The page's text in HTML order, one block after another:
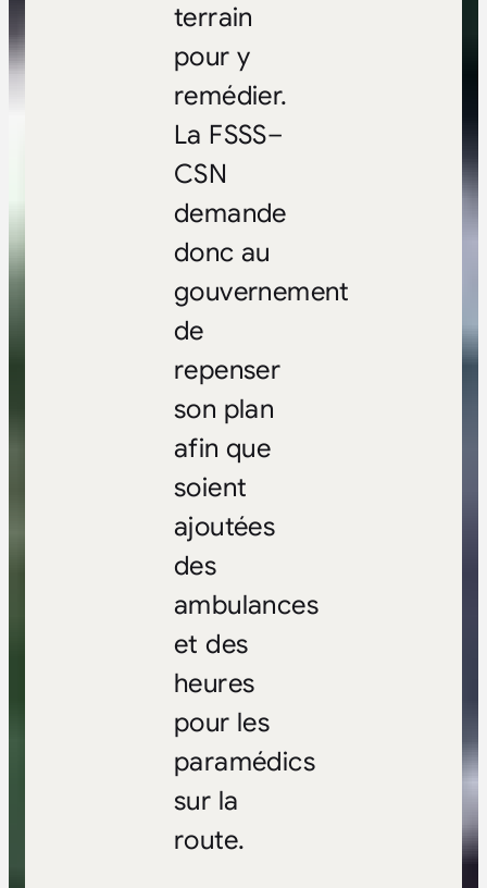
terrain
pour y
remédier.
La FSSS–
CSN
demande
donc au
gouvernement
de
repenser
son plan
afin que
soient
ajoutées
des
ambulances
et des
heures
pour les
paramédics
sur la
route.